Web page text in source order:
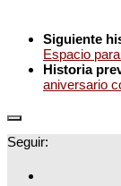
Siguiente
Espacio
Historia
aniversario
Seguir: